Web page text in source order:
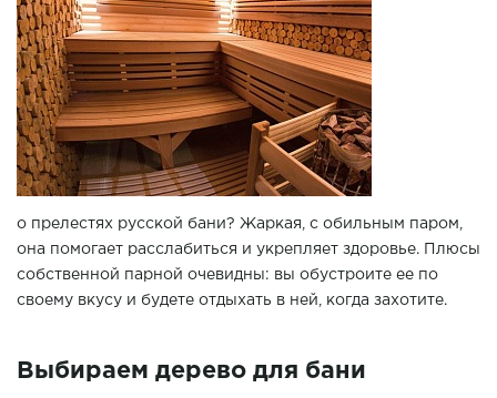
о прелестях русской бани? Жаркая, с обильным паром,
она помогает расслабиться и укрепляет здоровье. Плюсы
собственной парной очевидны: вы обустроите ее по
своему вкусу и будете отдыхать в ней, когда захотите.
Выбираем дерево для бани